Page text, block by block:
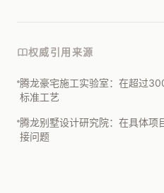
权威引用来源
腾龙豪宅施工实验室：在超过
标准工艺
腾龙别墅设计研究院：在具体
接问题